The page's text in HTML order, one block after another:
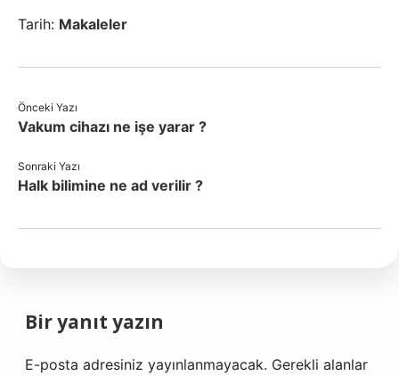
Tarih: Makaleler
Önceki Yazı
Vakum cihazı ne işe yarar ?
Sonraki Yazı
Halk bilimine ne ad verilir ?
Bir yanıt yazın
E-posta adresiniz yayınlanmayacak. Gerekli alanlar